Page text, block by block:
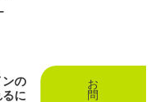
の
に
お
問